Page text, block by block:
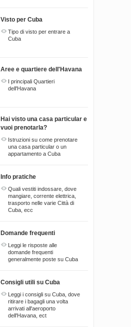
Visto per Cuba
Tipo di visto per entrare a
Cuba
Aree e quartiere dell'Havana
I principali Quartieri
dell'Havana
Hai visto una casa particular e
vuoi prenotarla?
Istruzioni su come prenotare
una casa particular o un
appartamento a Cuba
Info pratiche
Quali vestiti indossare, dove
mangiare, corrente elettrica,
trasporto nelle varie Città di
Cuba, ecc
Domande frequenti
Leggi le risposte alle
domande frequenti
generalmente poste su Cuba
Consigli utili su Cuba
Leggi i consigli su Cuba, dove
ritirare i bagagli una volta
arrivati all'aeroporto
dell'Havana, ect